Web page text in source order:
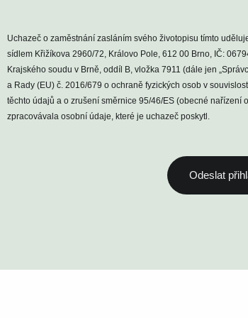
Uchazeč o zaměstnání zasláním svého životopisu tímto
sídlem Křižíkova 2960/72, Královo Pole, 612 00 Brno, IČ:
Krajského soudu v Brně, oddíl B, vložka 7911 (dále jen
a Rady (EU) č. 2016/679 o ochraně fyzických osob v
těchto údajů a o zrušení směrnice 95/46/ES (obecné nařízení
zpracovávala osobní údaje, které je uchazeč poskytl.